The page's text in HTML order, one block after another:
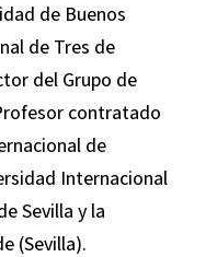
de Buenos
de Tres de
del Grupo de
contratado
de
Internacional
Sevilla y la
(Sevilla).